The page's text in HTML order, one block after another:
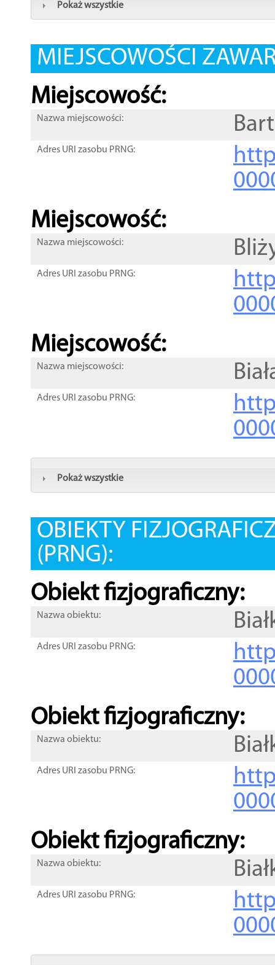
Pokaż wszystkie
MIEJSCOWOŚCI
Miejscowość:
Nazwa miejscowości:
Adres URI zasobu PRNG:
Miejscowość:
Nazwa miejscowości:
Adres URI zasobu PRNG:
Miejscowość:
Nazwa miejscowości:
Adres URI zasobu PRNG:
Pokaż wszystkie
OBIEKTY
(PRNG):
Obiekt fizjograficzny:
Nazwa obiektu:
Adres URI zasobu PRNG:
Obiekt fizjograficzny:
Nazwa obiektu:
Adres URI zasobu PRNG:
Obiekt fizjograficzny:
Nazwa obiektu:
Adres URI zasobu PRNG: